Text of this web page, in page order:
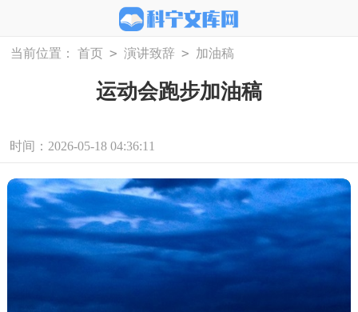
当前位置： 首页 > 演讲致辞 > 加油稿
运动会跑步加油稿
时间：2026-05-18 04:36:11